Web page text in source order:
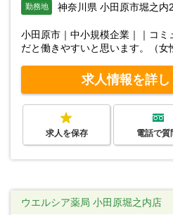
勤務地 神奈川県 小田原市堀之内
小田原市｜中小規模企業｜｜コ
だと働きやすいと思います。（女
求人情報を詳
求人を保存 電話で質
ウエルシア薬局 小田原堀之内店